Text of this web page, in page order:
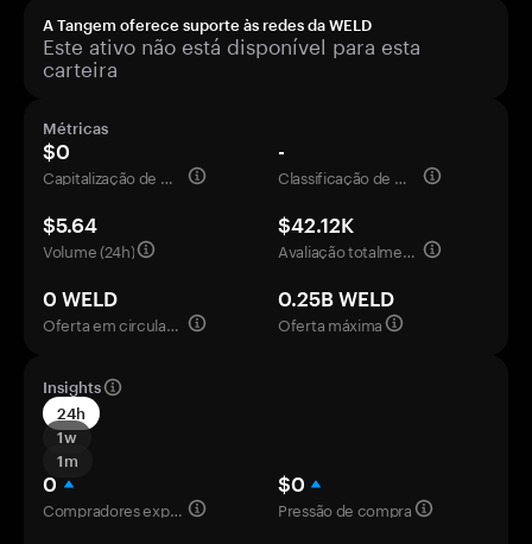
A Tangem oferece suporte às redes da WELD
Este ativo não está disponível para esta
carteira
Métricas
$0
Capitalização de mercado
-
Classificação de mercado
$5.64
Volume (24h)
$42.12K
Avaliação totalmente diluída
0 WELD
Oferta em circulação
0.25B WELD
Oferta máxima
Insights
24h
1w
1m
0
Compradores experientes
$0
Pressão de compra